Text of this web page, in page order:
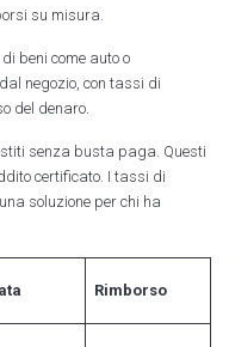
su misura.
beni come auto o
negozio, con tassi di
del denaro.
senza busta paga. Questi
certificato. I tassi di
soluzione per chi ha
Rimborso